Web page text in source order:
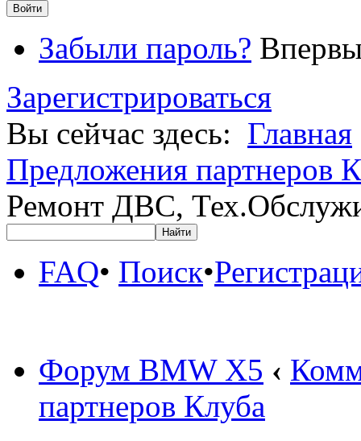
Забыли пароль?
Зарегистрироваться
Вы сейчас здесь: Главная
Предложения партнеров
Ремонт ДВС,
FAQ• Поиск•
Форум BMW X5 ‹
партнеров Клуба